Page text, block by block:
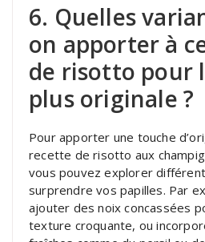
6. Quelles
on apporter à
de risotto pour
plus originale ?
Pour apporter une touche
recette de risotto aux
vous pouvez explorer
surprendre vos papilles. Par
ajouter des noix concassées
texture croquante, ou